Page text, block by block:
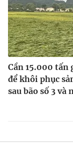
Cần 15.000 tấn
để khôi phục
sau bão số 3 và